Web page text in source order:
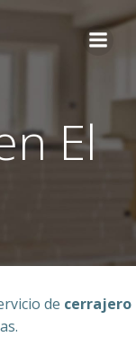
El
de cerrajero